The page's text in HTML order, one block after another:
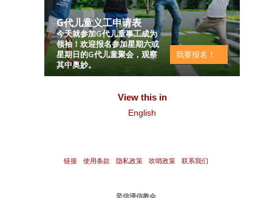
G代儿童义工申请表
今天就参加G代儿童事工成为
领袖！欢迎报名参加星期六或
星期日的G代儿童聚会，观察
其中奥妙。
我要报名！
View this in
English
链接 使用条款 隐私政策 吹哨政策 联系我们
坚信浸信教会